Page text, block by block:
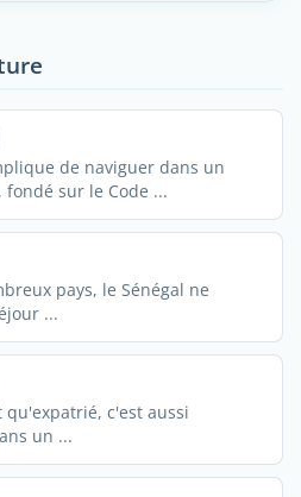
de naviguer dans un
sur le Code ...
pays, le Sénégal ne
...
qu'expatrié, c'est aussi
un ...